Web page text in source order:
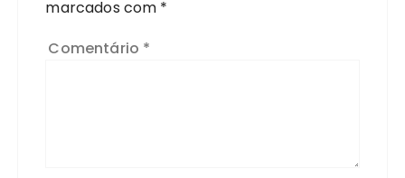
marcados com *
Comentário *